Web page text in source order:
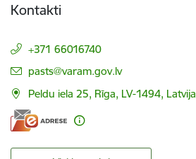
Kontakti
+371 66016740
E-pasts:
pasts@varam.gov.lv
Peldu iela 25, Rīga, LV-1494, Latvija